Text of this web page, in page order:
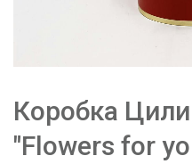
Коробка
"Flowers for